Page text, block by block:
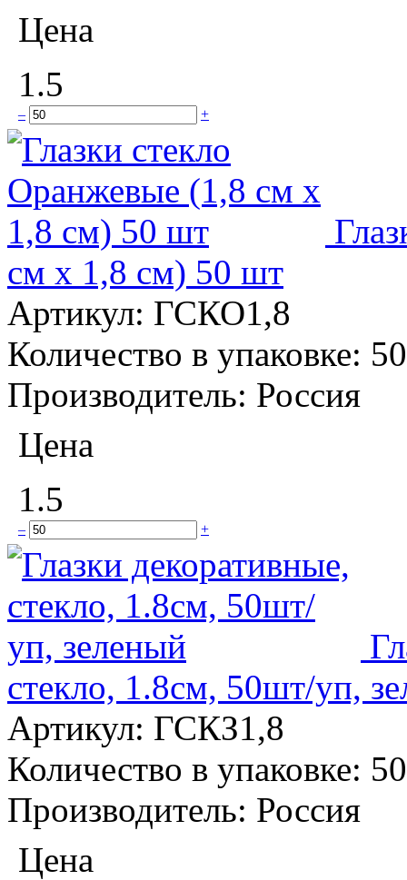
Цена
1.5
– +
см x 1,8 см) 50 шт
Артикул: ГСКО1,8
Количество в упаковке: 50
Производитель: Россия
Цена
1.5
– +
стекло, 1.8см, 50шт/уп,
Артикул: ГСКЗ1,8
Количество в упаковке: 50
Производитель: Россия
Цена